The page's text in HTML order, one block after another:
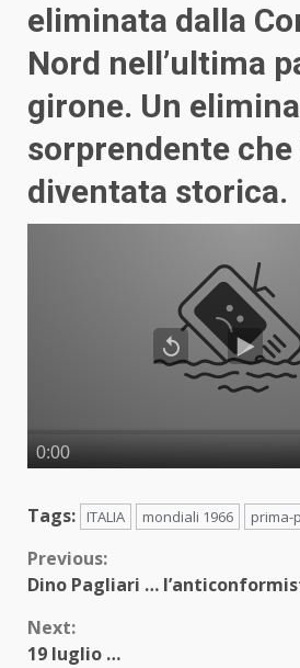
eliminata dalla
Nord nell’ultima
girone. Un
sorprendente che
diventata storica.
Tags: ITALIA mondiali 1966 prima-
Continue
Reading
Previous:
Dino Pagliari …
Next:
19 luglio …